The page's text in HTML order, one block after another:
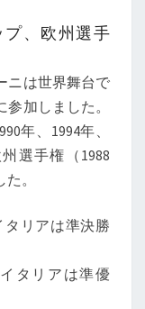
、欧州選手
ニは世界舞台で
加しました。
年、1994年、
選手権（1988
。
タリアは準決勝
タリアは準優